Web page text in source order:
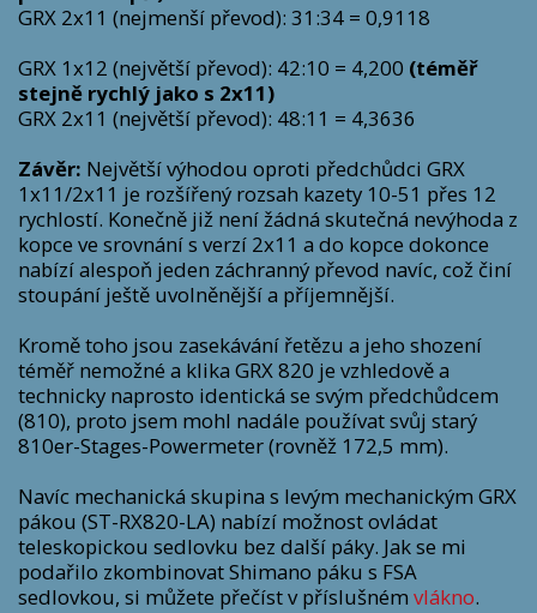
GRX 2x11 (nejmenší převod): 31:34 = 0,9118
GRX 1x12 (největší převod): 42:10 = 4,200 (téměř
stejně rychlý jako s 2x11)
GRX 2x11 (největší převod): 48:11 = 4,3636
Závěr: Největší výhodou oproti předchůdci GRX
1x11/2x11 je rozšířený rozsah kazety 10-51 přes 12
rychlostí. Konečně již není žádná skutečná nevýhoda z
kopce ve srovnání s verzí 2x11 a do kopce dokonce
nabízí alespoň jeden záchranný převod navíc, což činí
stoupání ještě uvolněnější a příjemnější.
Kromě toho jsou zasekávání řetězu a jeho shození
téměř nemožné a klika GRX 820 je vzhledově a
technicky naprosto identická se svým předchůdcem
(810), proto jsem mohl nadále používat svůj starý
810er-Stages-Powermeter (rovněž 172,5 mm).
Navíc mechanická skupina s levým mechanickým GRX
pákou (ST-RX820-LA) nabízí možnost ovládat
teleskopickou sedlovku bez další páky. Jak se mi
podařilo zkombinovat Shimano páku s FSA
sedlovkou, si můžete přečíst v příslušném vlákno.